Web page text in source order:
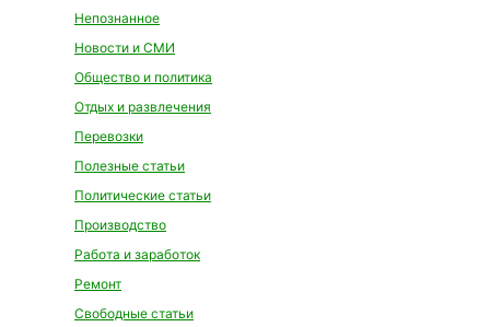
Непознанное
Новости и СМИ
Общество и политика
Отдых и развлечения
Перевозки
Полезные статьи
Политические статьи
Производство
Работа и заработок
Ремонт
Свободные статьи